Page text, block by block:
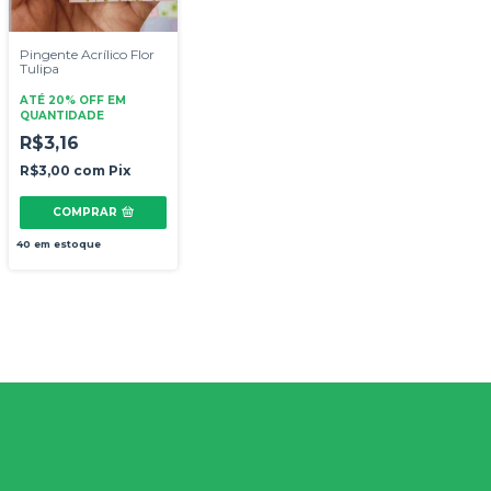
Pingente Acrílico Flor
Tulipa
ATÉ 20% OFF EM
QUANTIDADE
R$3,16
R$3,00 com Pix
COMPRAR
40 em estoque